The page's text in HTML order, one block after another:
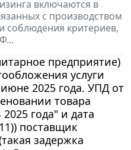
включаются в
с производством
соблюдения критериев,
предприятие)
услуги
2025 года. УПД от
товара
года" и дата
поставщик
задержка